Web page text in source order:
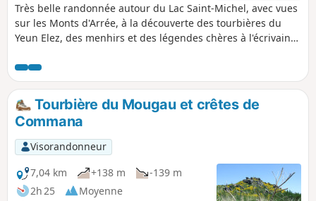
Très belle randonnée autour du Lac Saint-Michel, avec vues
sur les Monts d'Arrée, à la découverte des tourbières du
Yeun Elez, des menhirs et des légendes chères à l'écrivain
Tourbière du Mougau et crêtes de
Commana
Visorandonneur
7,04 km
+138 m
-139 m
2h 25
Moyenne